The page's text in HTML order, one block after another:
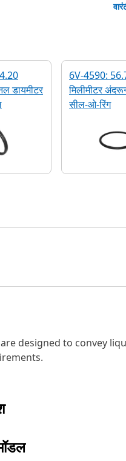
डायमीटर
6V-4590:
मिलीमीटर
सील-ओ-रिंग
designed to convey